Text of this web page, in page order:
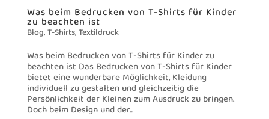
Was beim Bedrucken von T-Shirts für Kinder
zu beachten ist
Blog,T-Shirts,Textildruck
Was beim Bedrucken von T-Shirts für Kinder zu
beachten ist Das Bedrucken von T-Shirts für Kinder
bietet eine wunderbare Möglichkeit, Kleidung
individuell zu gestalten und gleichzeitig die
Persönlichkeit der Kleinen zum Ausdruck zu bringen.
Doch beim Design und der...